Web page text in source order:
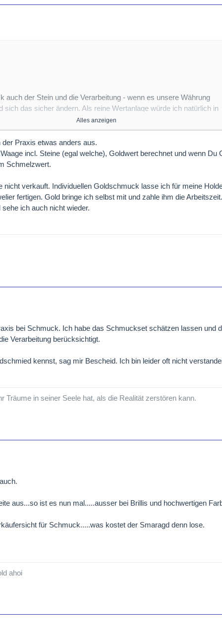
auch der Stein und die Verarbeitung - wenn es unsere Währung
sich das sicher ändern. Als reine Wertanlage würde ich natürlich in
Schmuck ist da in einer anderen Liga. Damit erfreut man seine
an Smaragd-Goldschmuck in dieser Qualität. Du wirst
im unteren Bereich liege.
Alles anzeigen
Praxis etwas anders aus.
incl. Steine (egal welche), Goldwert berechnet und wenn Du
Schmelzwert.
nicht verkauft. Individuellen Goldschmuck lasse ich für meine
fertigen. Gold bringe ich selbst mit und zahle ihm die
ich auch nicht wieder.
bei Schmuck. Ich habe das Schmuckset schätzen lassen und
Verarbeitung berücksichtigt.
kennst, sag mir Bescheid. Ich bin leider oft nicht
Träume in seiner Seele hat, als die Realität zerstören kann.
aus...so ist es nun mal.....ausser bei Brillis und hochwertigen
für Schmuck.....was kostet der Smaragd denn lose.
ahoi